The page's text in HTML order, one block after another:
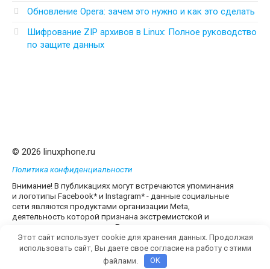
Обновление Opera: зачем это нужно и как это сделать
Шифрование ZIP архивов в Linux: Полное руководство
по защите данных
© 2026 linuxphone.ru
Политика конфиденциальности
Внимание! В публикациях могут встречаются упоминания
и логотипы Facebook* и Instagram* - данные социальные
сети являются продуктами организации Meta,
деятельность которой признана экстремистской и
запрещена на территории России
Этот сайт использует cookie для хранения данных. Продолжая
использовать сайт, Вы даете свое согласие на работу с этими
файлами.
OK